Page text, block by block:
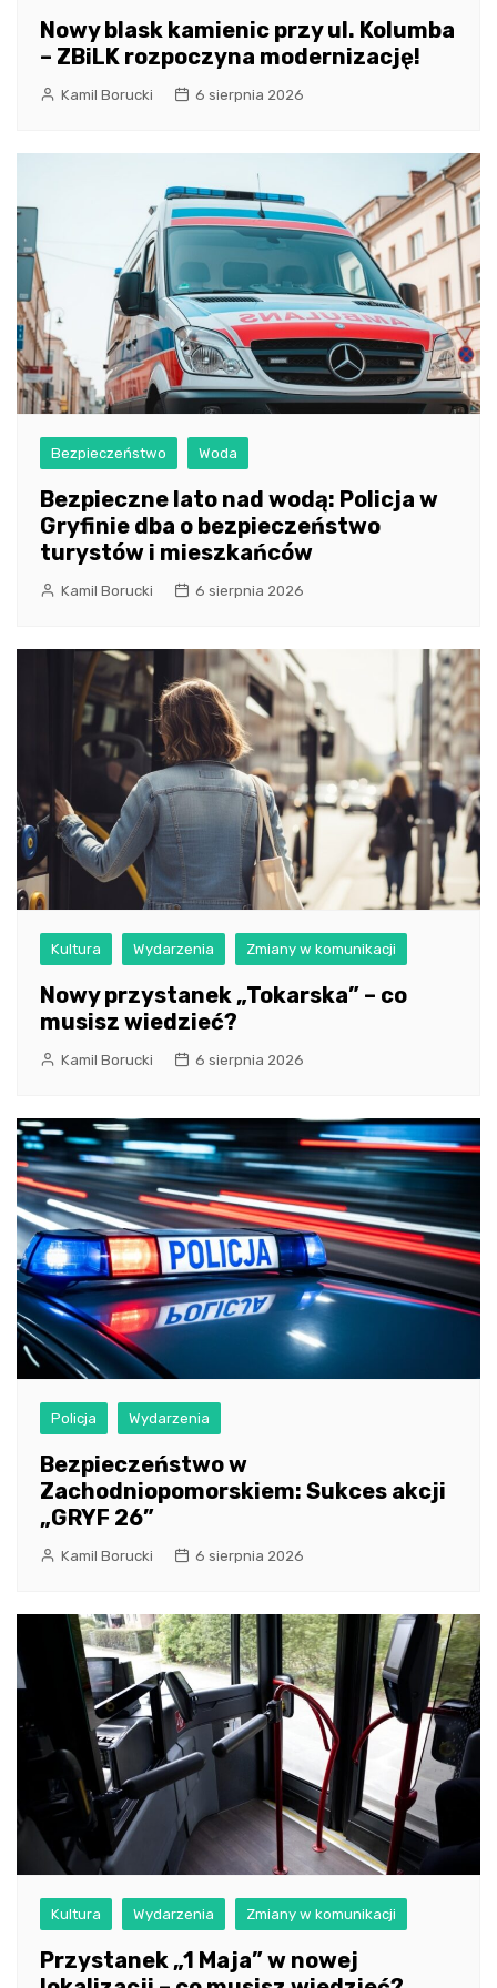
Nowy blask kamienic przy ul. Kolumba
– ZBiLK rozpoczyna modernizację!
Kamil Borucki 6 sierpnia 2026
Bezpieczeństwo Woda
Bezpieczne lato nad wodą: Policja w
Gryfinie dba o bezpieczeństwo
turystów i mieszkańców
Kamil Borucki 6 sierpnia 2026
Kultura Wydarzenia Zmiany w komunikacji
Nowy przystanek „Tokarska” – co
musisz wiedzieć?
Kamil Borucki 6 sierpnia 2026
Policja Wydarzenia
Bezpieczeństwo w
Zachodniopomorskiem: Sukces akcji
„GRYF 26”
Kamil Borucki 6 sierpnia 2026
Kultura Wydarzenia Zmiany w komunikacji
Przystanek „1 Maja” w nowej